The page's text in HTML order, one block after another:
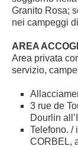
Granito Rosa;
nei campeggi
AREA
Area privata
servizio,
3 rue de
Dourlin
Telefono. /
CORBEL,